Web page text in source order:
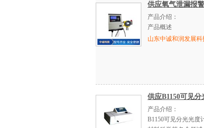
供应氧气泄漏报
产品介绍：
产品概述
山东中诚和润发展科
供应B1150可见分
产品介绍：
B1150可见分光光度